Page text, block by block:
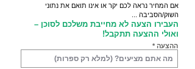
אם המחיר נראה לכם יקר או אינו תואם את נתוני
השוק/הסביבה ...
העבירו הצעה לא מחייבת משלכם לסוכן –
ואולי ההצעה תתקבל!
ההצעה